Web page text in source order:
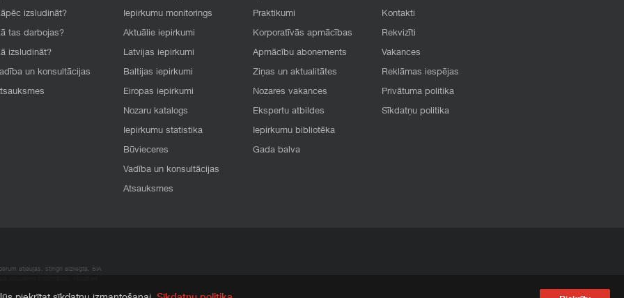
izsludināt?
tas darbojas?
izsludināt?
un konsultācijas
Iepirkumu monitorings
Aktuālie iepirkumi
Latvijas iepirkumi
Baltijas iepirkumi
Eiropas iepirkumi
Nozaru katalogs
Iepirkumu statistika
Būvieceres
Vadība un konsultācijas
Atsauksmes
Praktikumi
Korporatīvās apmācības
Apmācību abonements
Ziņas un aktualitātes
Nozares vakances
Ekspertu atbildes
Iepirkumu bibliotēka
Gada balva
Kontakti
Rekvizīti
Vakances
Reklāmas iespējas
Privātuma politika
Sīkdatņu politika
atļaujas, stingri aizliegta. SIA